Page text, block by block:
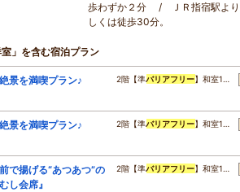
歩わずか２分 / ＪＲ指宿駅より
しくは徒歩30分。
室」を含む宿泊プラン
景を満喫プラン♪ 2階【準バリアフリー】和室1…
景を満喫プラン♪ 2階【準バリアフリー】和室1…
で揚げる“あつあつ”の
し会席』
2階【準バリアフリー】和室1…